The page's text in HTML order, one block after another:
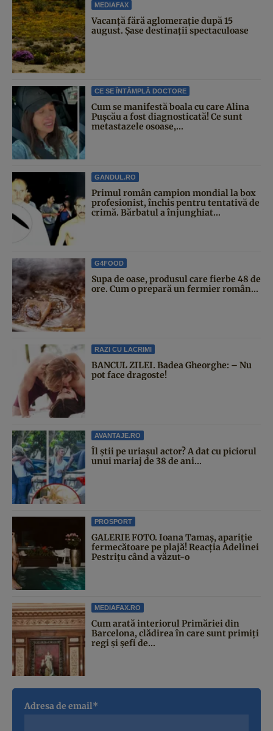
MEDIAFAX
Vacanță fără aglomerație după 15
august. Șase destinații spectaculoase
CE SE ÎNTÂMPLĂ DOCTORE
Cum se manifestă boala cu care Alina
Pușcău a fost diagnosticată! Ce sunt
metastazele osoase,...
GANDUL.RO
Primul român campion mondial la box
profesionist, închis pentru tentativă de
crimă. Bărbatul a înjunghiat...
G4FOOD
Supa de oase, produsul care fierbe 48 de
ore. Cum o prepară un fermier român...
RAZI CU LACRIMI
BANCUL ZILEI. Badea Gheorghe: – Nu
pot face dragoste!
AVANTAJE.RO
Îl știi pe uriașul actor? A dat cu piciorul
unui mariaj de 38 de ani...
PROSPORT
GALERIE FOTO. Ioana Tamaş, apariție
fermecătoare pe plajă! Reacția Adelinei
Pestrițu când a văzut-o
MEDIAFAX.RO
Cum arată interiorul Primăriei din
Barcelona, clădirea în care sunt primiți
regi și șefi de...
Adresa de email*